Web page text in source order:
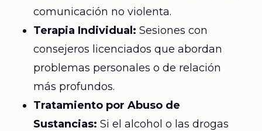
comunicación no violenta.
Terapia Individual: Sesiones con
consejeros licenciados que abordan
problemas personales o de relación
más profundos.
Tratamiento por Abuso de
Sustancias: Si el alcohol o las drogas